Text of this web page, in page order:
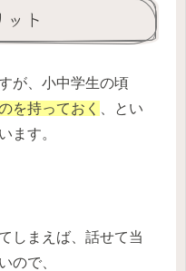
ト
が、小中学生の頃
を持っておく
、とい
ます。
しまえば、話せて当
ので、